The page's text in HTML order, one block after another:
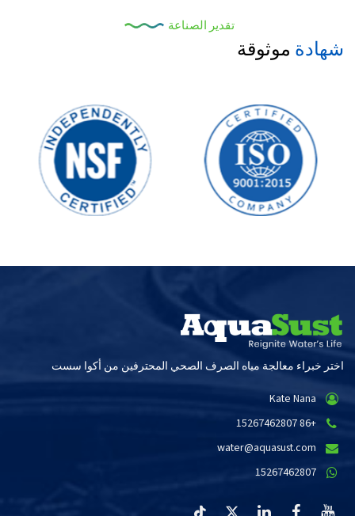
تقدير الصناعة
شهادة موثوقة
اختر خبراء معالجة مياه الصرف الصحي المحترفين من أكوا سست
Kate Nana
+86 15267462807
water@aquasust.com
15267462807